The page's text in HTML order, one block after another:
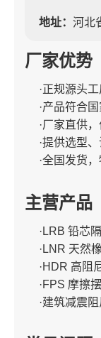
地址： 河北
厂家优势
·正规源头
·产品符合
·厂家直供
·提供选型
·全国发货
主营产品
·LRB 铅芯
·LNR 天然
·HDR 高阻
·FPS 摩擦
·建筑减震